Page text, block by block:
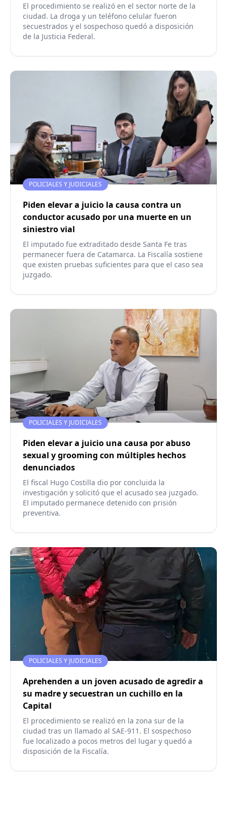
El procedimiento se realizó en el sector norte de la
ciudad. La droga y un teléfono celular fueron
secuestrados y el sospechoso quedó a disposición
de la Justicia Federal.
POLICIALES Y JUDICIALES
Piden elevar a juicio la causa contra un
conductor acusado por una muerte en un
siniestro vial
El imputado fue extraditado desde Santa Fe tras
permanecer fuera de Catamarca. La Fiscalía sostiene
que existen pruebas suficientes para que el caso sea
juzgado.
POLICIALES Y JUDICIALES
Piden elevar a juicio una causa por abuso
sexual y grooming con múltiples hechos
denunciados
El fiscal Hugo Costilla dio por concluida la
investigación y solicitó que el acusado sea juzgado.
El imputado permanece detenido con prisión
preventiva.
POLICIALES Y JUDICIALES
Aprehenden a un joven acusado de agredir a
su madre y secuestran un cuchillo en la
Capital
El procedimiento se realizó en la zona sur de la
ciudad tras un llamado al SAE-911. El sospechoso
fue localizado a pocos metros del lugar y quedó a
disposición de la Fiscalía.